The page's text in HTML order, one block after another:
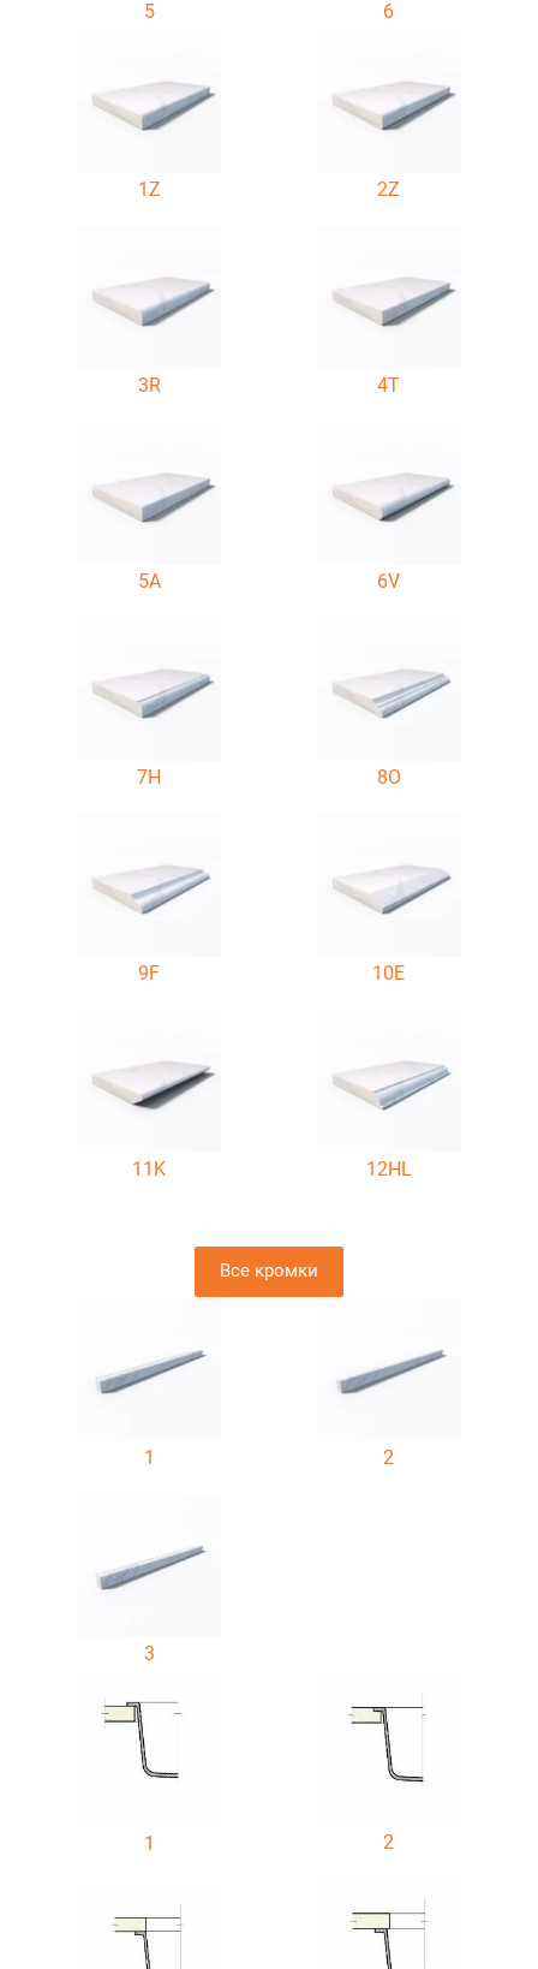
5 6
1Z 2Z
3R 4T
5A 6V
7H 8O
9F 10E
11K 12HL
Все кромки
1 2
3
1 2